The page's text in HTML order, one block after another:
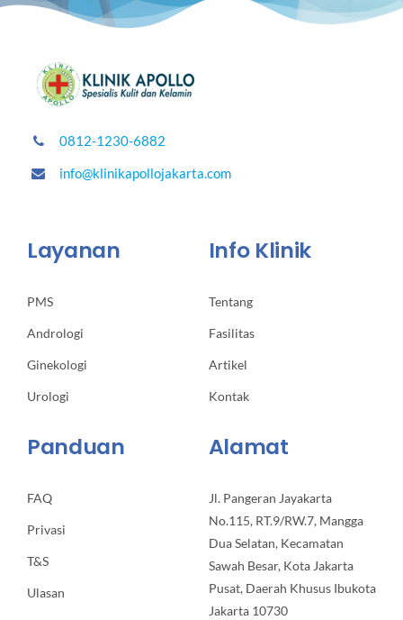
0812-1230-6882
info@klinikapollojakarta.com
Layanan
PMS
Andrologi
Ginekologi
Urologi
Info Klinik
Tentang
Fasilitas
Artikel
Kontak
Panduan
FAQ
Privasi
T&S
Ulasan
Alamat
Jl. Pangeran Jayakarta
No.115, RT.9/RW.7, Mangga
Dua Selatan, Kecamatan
Sawah Besar, Kota Jakarta
Pusat, Daerah Khusus Ibukota
Jakarta 10730